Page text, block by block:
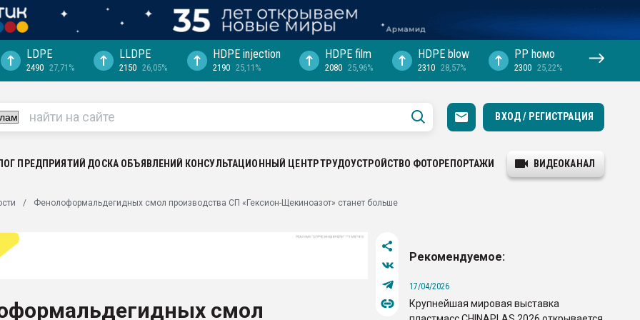
выходит на
рынке
LDPE
2490 27,71%
LLDPE
2150 26,05%
HDPE injection
2190 25,11%
HDPE film
2080 25,96%
HDPE blow
2310 28,57%
PP hомо
2300 25,22%
ВХОД / РЕГИСТРАЦИЯ
ПРЕДПРИЯТИЙ ДОСКА ОБЪЯВЛЕНИЙ КОНСУЛЬТАЦИОННЫЙ ЦЕНТРТРУДОУСТРОЙСТВО ФОТОРЕПОРТАЖИ ВИДЕОКАНАЛ
Фенолоформальдегидных смол производства СП «Гексион-Щекиноазот» станет больше
смол
Рекомендуемое:
17/04/2026
Крупнейшая мировая выставка